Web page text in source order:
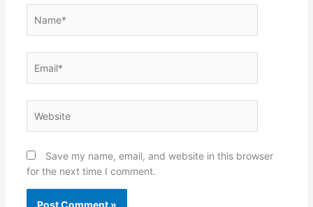
Save my name, email, and website in this browser
for the next time I comment.